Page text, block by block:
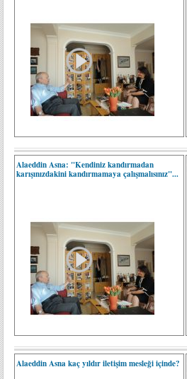
Alaeddin Asna: "Kendiniz kandırmadan
karışınızdakini kandırmamaya çalışmalısınız"...
Alaeddin Asna kaç yıldır iletişim mesleği içinde?